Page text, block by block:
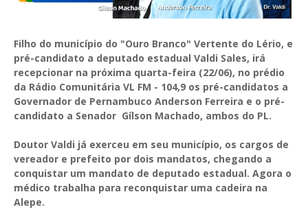
Filho do município do "Ouro Branco" Vertente do Lério, e
pré-candidato a deputado estadual Valdi Sales, irá
recepcionar na próxima quarta-feira (22/06), no prédio
da Rádio Comunitária VL FM - 104,9 os pré-candidatos a
Governador de Pernambuco Anderson Ferreira e o pré-
candidato a Senador Gílson Machado, ambos do PL.
Doutor Valdi já exerceu em seu município, os cargos de
vereador e prefeito por dois mandatos, chegando a
conquistar um mandato de deputado estadual. Agora o
médico trabalha para reconquistar uma cadeira na
Alepe.